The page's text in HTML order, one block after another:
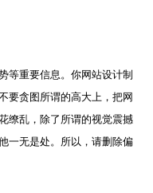
等重要信息。你网站设计制
要贪图所谓的高大上，把网
缭乱，除了所谓的视觉震撼
一无是处。所以，请删除偏